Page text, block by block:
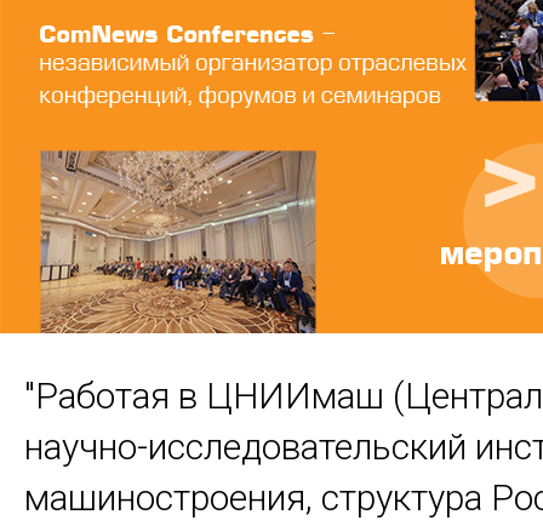
"Работая в ЦНИИмаш
научно-исследовательский
машиностроения, структура